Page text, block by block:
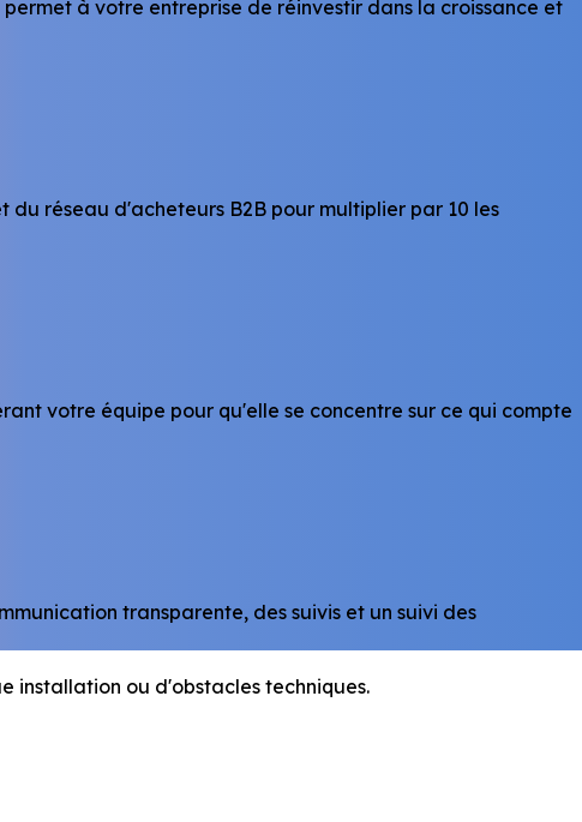
à votre entreprise de réinvestir dans la croissance et
réseau d'acheteurs B2B pour multiplier par 10 les
votre équipe pour qu'elle se concentre sur ce qui compte
transparente, des suivis et un suivi des
installation ou d'obstacles techniques.